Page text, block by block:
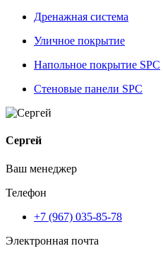
Дренажная система
Уличное покрытие
Напольное покрытие SPC
Стеновые панели SPC
Сергей
Ваш менеджер
Телефон
+7 (967) 035-85-78
Электронная почта